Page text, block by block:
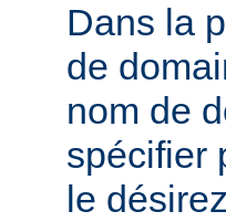
Dans la
de
nom de
spécifier
le